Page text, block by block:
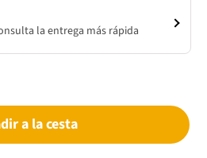
la entrega más rápida
a la cesta